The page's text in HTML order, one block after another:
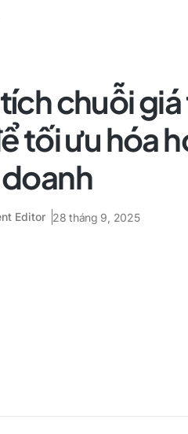
chuỗi giá
tối ưu hóa
Editor 28 tháng 9, 2025